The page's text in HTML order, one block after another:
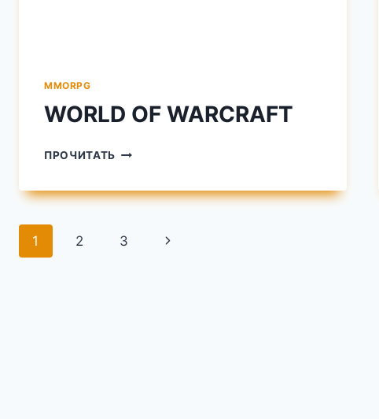
MMORPG
WORLD OF WARCRAFT
ПРОЧИТАТЬ WORLD
Навигация
1 2 3
Следующая